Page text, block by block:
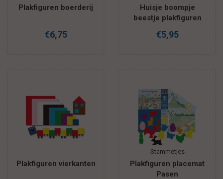
Plakfiguren boerderij
€6,75
Huisje boompje
beestje plakfiguren
€5,95
Plakfiguren vierkanten
Stammetjes
Plakfiguren placemat
Pasen